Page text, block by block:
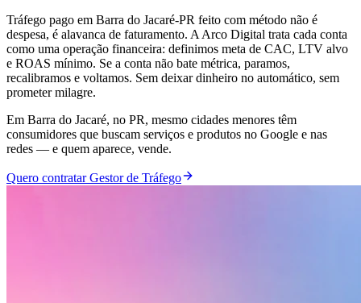
Tráfego pago em Barra do Jacaré-PR feito com método não é
despesa, é alavanca de faturamento. A Arco Digital trata cada conta
como uma operação financeira: definimos meta de CAC, LTV alvo
e ROAS mínimo. Se a conta não bate métrica, paramos,
recalibramos e voltamos. Sem deixar dinheiro no automático, sem
prometer milagre.
Em Barra do Jacaré, no PR, mesmo cidades menores têm
consumidores que buscam serviços e produtos no Google e nas
redes — e quem aparece, vende.
Quero contratar Gestor de Tráfego